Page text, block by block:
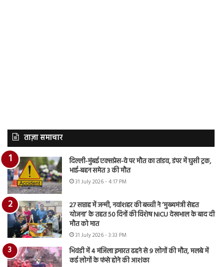
ताज़ा समाचार
दिल्ली-मुंबई एक्सप्रेस-वे पर मौत का तांडव, डंपर में घुसी ट्रक,
भाई-बहन समेत 3 की मौत
31 July 2026 - 4:17 PM
27 सप्ताह में जन्मी, नवांशहर की बच्ची ने ‘मुख्यमंत्री सेहत
योजना’ के तहत 50 दिनों की विशेष NICU देखभाल के बाद दी
मौत को मात
31 July 2026 - 3:33 PM
भिवंडी में 4 मंजिला इमारत ढहने से 9 लोगों की मौत, मलबे में
कई लोगों के फंसे होने की आशंका